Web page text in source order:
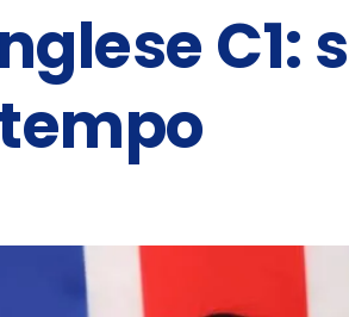
C1: